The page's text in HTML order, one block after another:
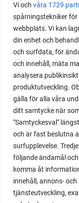
Vi och våra 1729
spårningstekniker
webbplats. Vi kan
din enhet och
och surfdata, för
och innehåll, mäta
analysera
produktutveckling.
gälla för alla våra
ditt samtycke när
"Samtyckesval"
och är fast beslutna
surfupplevelse.
följande ändamål
komma åt
innehåll, annons-
tjänsteutveckling,
växter i en
Perfekt om du